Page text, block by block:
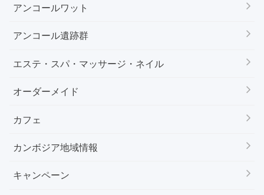
アンコールワット
アンコール遺跡群
エステ・スパ・マッサージ・ネイル
オーダーメイド
カフェ
カンボジア地域情報
キャンペーン